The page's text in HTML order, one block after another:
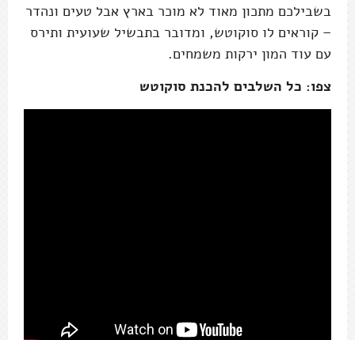
בשבילכם מתכון מאוד לא מוכר בארץ אבל טעים ונהדר
– קוראים לו סוקוטש, ומדובר בתבשיל שעועית ותירס
עם עוד המון ירקות משמחים.
צפו: כל השלבים להכנת סוקוטש